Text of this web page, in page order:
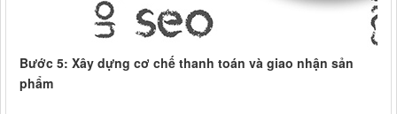
Bước 5: Xây dựng cơ chế thanh toán và giao nhận sản
phẩm